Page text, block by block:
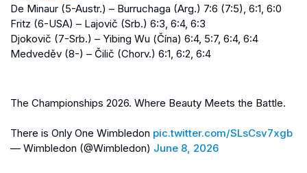
De Minaur (5-Austr.) – Burruchaga (Arg.) 7:6 (7:5), 6:1, 6:0
Fritz (6-USA) – Lajovič (Srb.) 6:3, 6:4, 6:3
Djokovič (7-Srb.) – Yibing Wu (Čína) 6:4, 5:7, 6:4, 6:4
Medveděv (8-) – Čilič (Chorv.) 6:1, 6:2, 6:4
The Championships 2026. Where Beauty Meets the Battle.
There is Only One Wimbledon pic.twitter.com/SLsCsv7xgb
— Wimbledon (@Wimbledon) June 8, 2026